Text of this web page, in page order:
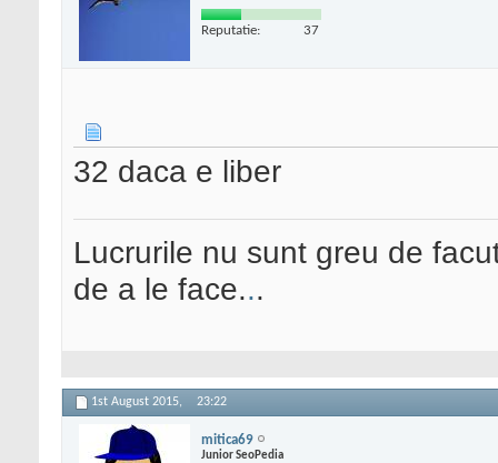
Reputatie: 37
32 daca e liber
Lucrurile nu sunt greu de
de a le face...
1st August 2015, 23:22
mitica69
Junior SeoPedia